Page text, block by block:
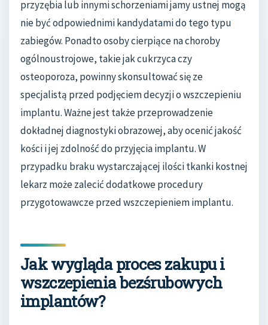
przyzębia lub innymi schorzeniami jamy ustnej mogą
nie być odpowiednimi kandydatami do tego typu
zabiegów. Ponadto osoby cierpiące na choroby
ogólnoustrojowe, takie jak cukrzyca czy
osteoporoza, powinny skonsultować się ze
specjalistą przed podjęciem decyzji o wszczepieniu
implantu. Ważne jest także przeprowadzenie
dokładnej diagnostyki obrazowej, aby ocenić jakość
kości i jej zdolność do przyjęcia implantu. W
przypadku braku wystarczającej ilości tkanki kostnej
lekarz może zalecić dodatkowe procedury
przygotowawcze przed wszczepieniem implantu.
Jak wygląda proces zakupu i
wszczepienia bezśrubowych
implantów?